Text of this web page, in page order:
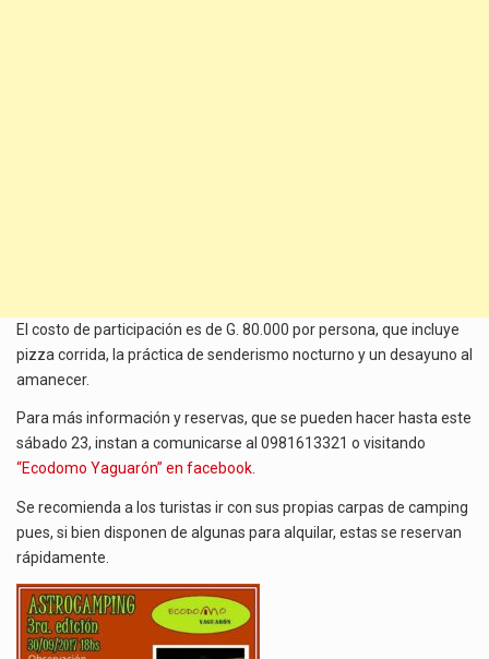
El costo de participación es de G. 80.000 por persona, que incluye
pizza corrida, la práctica de senderismo nocturno y un desayuno al
amanecer.
Para más información y reservas, que se pueden hacer hasta este
sábado 23, instan a comunicarse al 0981613321 o visitando
“Ecodomo Yaguarón” en facebook
Se recomienda a los turistas ir con sus propias carpas de camping
pues, si bien disponen de algunas para alquilar, estas se reservan
rápidamente.